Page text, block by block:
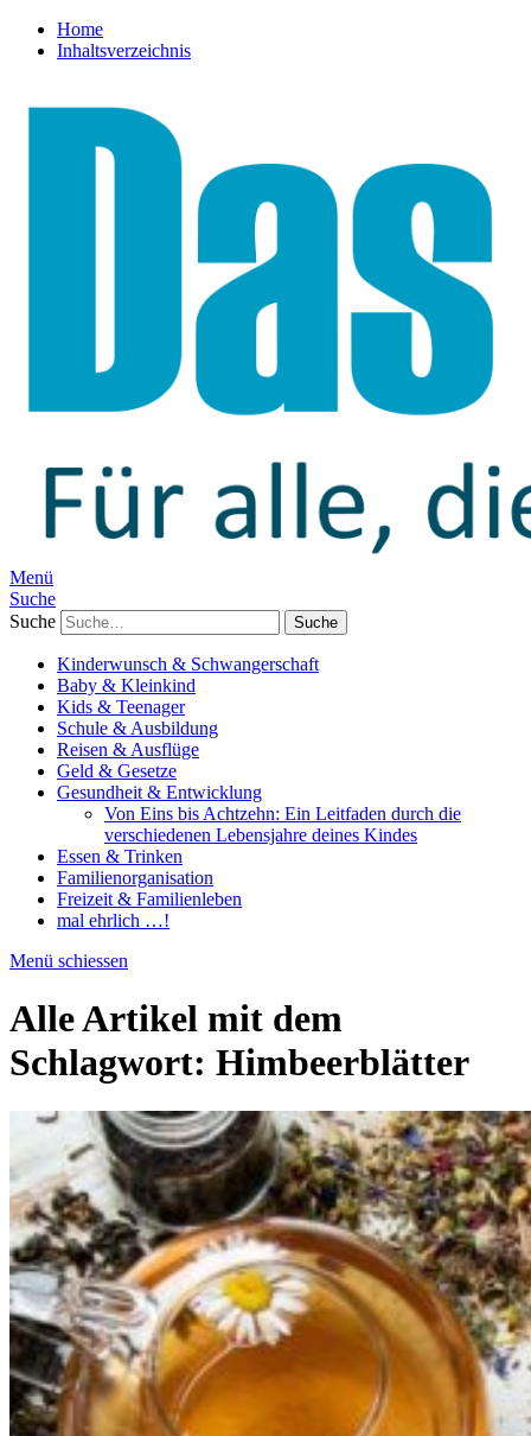
Home
Inhaltsverzeichnis
Menü
Suche
Suche
Kinderwunsch & Schwangerschaft
Baby & Kleinkind
Kids & Teenager
Schule & Ausbildung
Reisen & Ausflüge
Geld & Gesetze
Gesundheit & Entwicklung
Von Eins bis Achtzehn: Ein Leitfaden durch die
verschiedenen Lebensjahre deines Kindes
Essen & Trinken
Familienorganisation
Freizeit & Familienleben
mal ehrlich …!
Menü schiessen
Alle Artikel mit dem
Schlagwort: Himbeerblätter